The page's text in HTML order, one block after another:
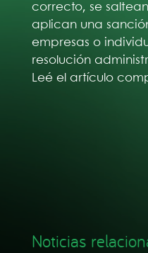
correcto, se
aplican una
empresas o
resolución
Leé el artículo
Noticias